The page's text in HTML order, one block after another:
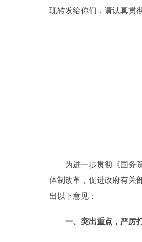
政务服务
参与调查
走进北京
北京概况
现转发给你们，请认真贯
为进一步贯彻《国务院
体制改革，促进政府有关
出以下意见：
一、突出重点，严厉打